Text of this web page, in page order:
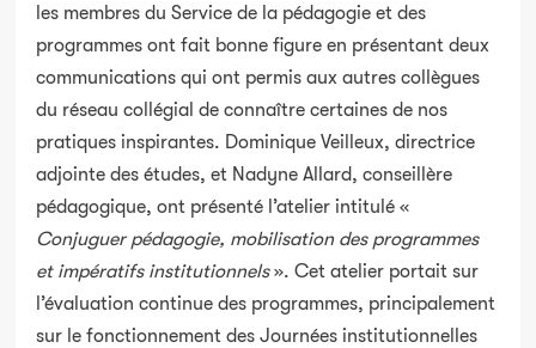
les membres du Service de la pédagogie et des
programmes ont fait bonne figure en présentant deux
communications qui ont permis aux autres collègues
du réseau collégial de connaître certaines de nos
pratiques inspirantes. Dominique Veilleux, directrice
adjointe des études, et Nadyne Allard, conseillère
pédagogique, ont présenté l’atelier intitulé «
Conjuguer pédagogie, mobilisation des programmes
et impératifs institutionnels». Cet atelier portait sur
l’évaluation continue des programmes, principalement
sur le fonctionnement des Journées institutionnelles